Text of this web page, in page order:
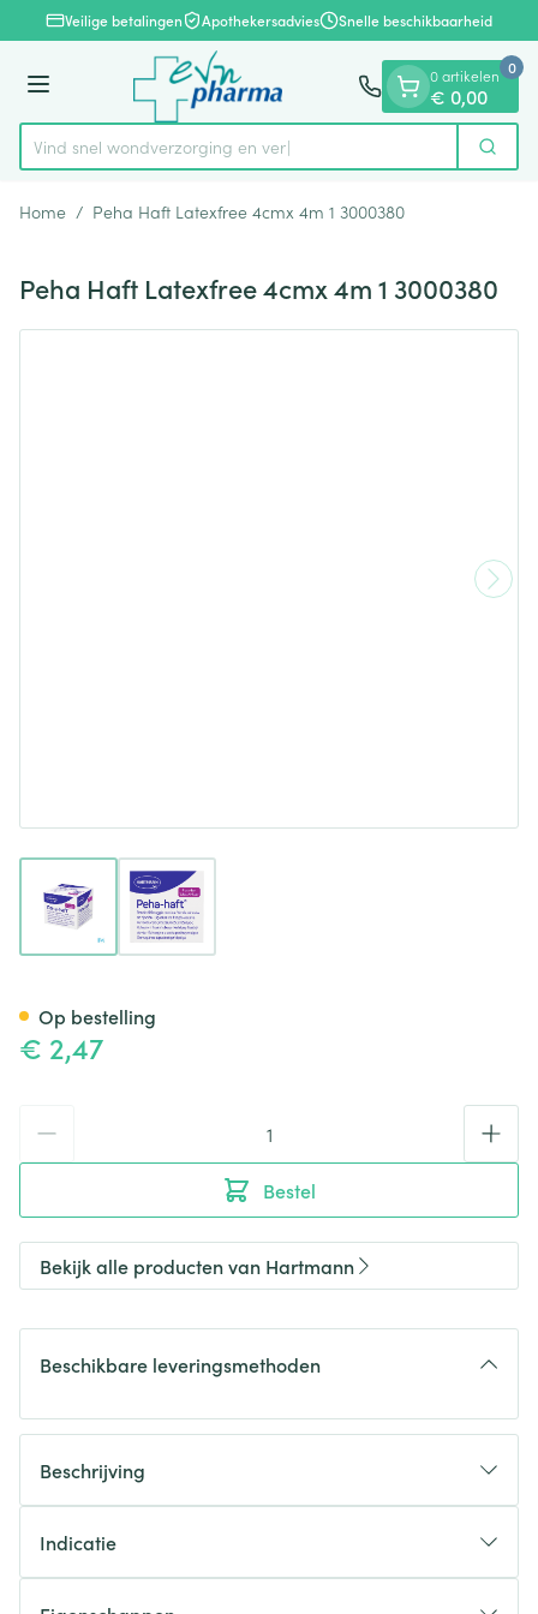
Ga naar de inhoud
1 van 1Veilige betalingen Apothekersadvies Snelle beschikbaarheid
Menu
Product, merk, categorie...
Vind snel wondverzorgin Zoek
0 artikelen
€ 0,00
0
Home / Peha Haft Latexfree 4cmx 4m 1 3000380
Peha Haft Latexfree 4cmx 4m 1 3000380
View larger imageView larger image
€ 2,47
Bestel
Op bestelling
Bekijk alle producten van Hartmann
Beschikbare leveringsmethoden
Beschrijving
Indicatie